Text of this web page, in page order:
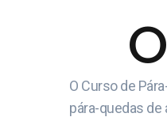
O Curso de
pára-quedas